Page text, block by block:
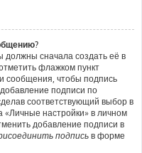
должны сначала создать её в
флажком пункт
сообщения, чтобы подпись
подписи по
соответствующий выбор в
«Личные настройки» в личном
добавление подписи в
подпись в форме